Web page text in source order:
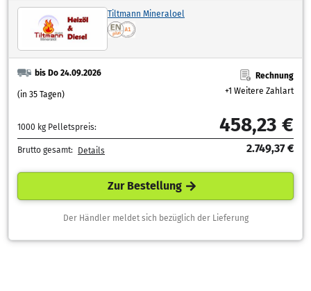
Tiltmann Mineraloel
bis Do 24.09.2026
(in 35 Tagen)
Rechnung
+1 Weitere Zahlart
1000 kg Pelletspreis: 458,23 €
Brutto gesamt: Details 2.749,37 €
Zur Bestellung
Der Händler meldet sich bezüglich der Lieferung